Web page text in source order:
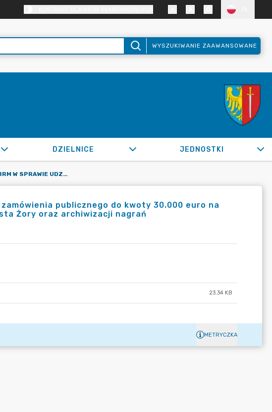
WYSZUKIWANIE ZAAWANSOWANE
DZIELNICE JEDNOSTKI
OR.0050.115.2020_BRM W SPRAWIE UDZIELENIA ZAMÓWIENIA PUBLICZNEGO DO KWOTY 30.000 EURO NA USŁUGĘ W ZAKRESIE TRANSMISJI OBRAD RADY MIASTA ŻORY ORAZ ARCHIWIZACJI NAGRAŃ
publicznego do kwoty 30.000 euro na
Żory oraz archiwizacji nagrań
23.34 KB
METRYCZKA